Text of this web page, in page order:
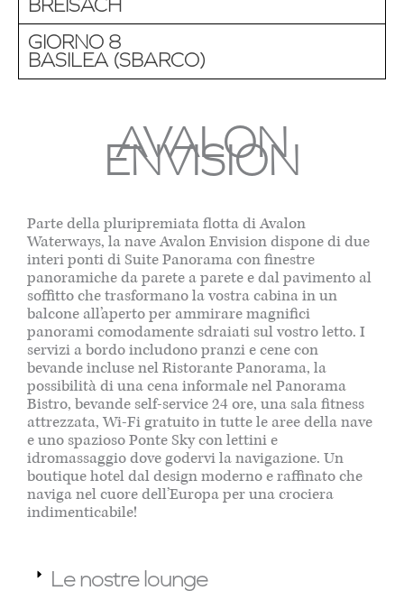
BREISACH
GIORNO 8
BASILEA (SBARCO)
AVALON
ENVISION
Parte della pluripremiata flotta di Avalon
Waterways, la nave Avalon Envision dispone di due
interi ponti di Suite Panorama con finestre
panoramiche da parete a parete e dal pavimento al
soffitto che trasformano la vostra cabina in un
balcone all’aperto per ammirare magnifici
panorami comodamente sdraiati sul vostro letto. I
servizi a bordo includono pranzi e cene con
bevande incluse nel Ristorante Panorama, la
possibilità di una cena informale nel Panorama
Bistro, bevande self-service 24 ore, una sala fitness
attrezzata, Wi-Fi gratuito in tutte le aree della nave
e uno spazioso Ponte Sky con lettini e
idromassaggio dove godervi la navigazione. Un
boutique hotel dal design moderno e raffinato che
naviga nel cuore dell’Europa per una crociera
indimenticabile!
Le nostre lounge